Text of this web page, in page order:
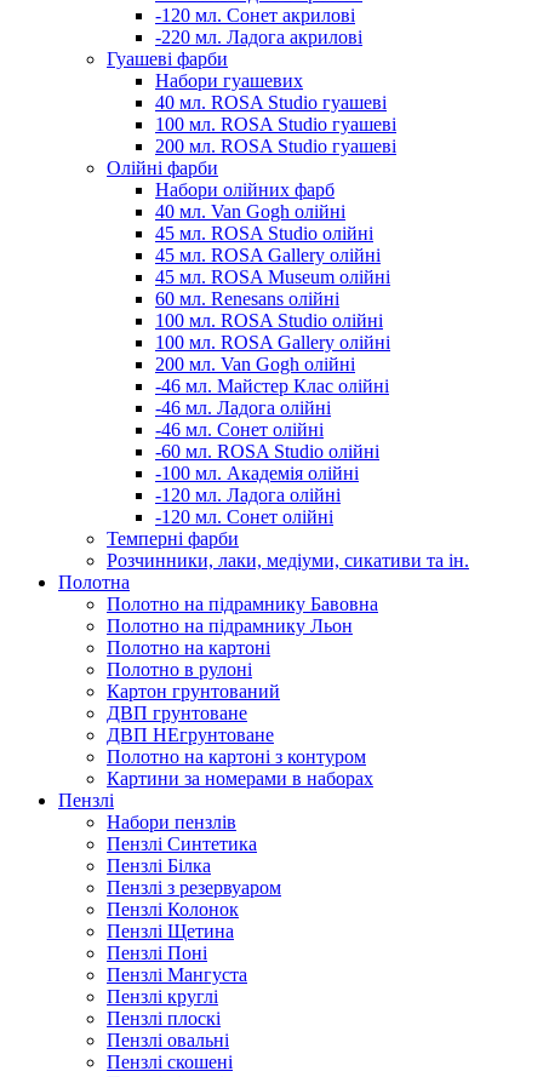
-120 мл. Сонет акрилові
-220 мл. Ладога акрилові
Гуашеві фарби
Набори гуашевих
40 мл. ROSA Studio гуашеві
100 мл. ROSA Studio гуашеві
200 мл. ROSA Studio гуашеві
Олійні фарби
Набори олійних фарб
40 мл. Van Gogh олійні
45 мл. ROSA Studio олійні
45 мл. ROSA Gallery олійні
45 мл. ROSA Museum олійні
60 мл. Renesans олійні
100 мл. ROSA Studio олійні
100 мл. ROSA Gallery олійні
200 мл. Van Gogh олійні
-46 мл. Майстер Клас олійні
-46 мл. Ладога олійні
-46 мл. Сонет олійні
-60 мл. ROSA Studio олійні
-100 мл. Академія олійні
-120 мл. Ладога олійні
-120 мл. Сонет олійні
Темперні фарби
Розчинники, лаки, медіуми, сикативи та ін.
Полотна
Полотно на підрамнику Бавовна
Полотно на підрамнику Льон
Полотно на картоні
Полотно в рулоні
Картон грунтований
ДВП грунтоване
ДВП НЕгрунтоване
Полотно на картоні з контуром
Картини за номерами в наборах
Пензлі
Набори пензлів
Пензлі Синтетика
Пензлі Білка
Пензлі з резервуаром
Пензлі Колонок
Пензлі Щетина
Пензлі Поні
Пензлі Мангуста
Пензлі круглі
Пензлі плоскі
Пензлі овальні
Пензлі скошені